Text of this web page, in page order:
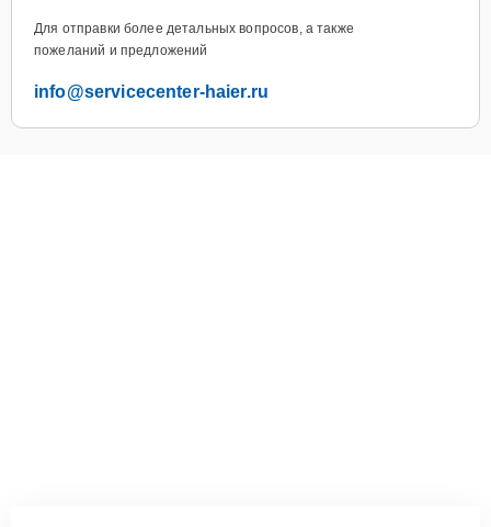
Для отправки более детальных вопросов, а также
пожеланий и предложений
info@servicecenter-haier.ru